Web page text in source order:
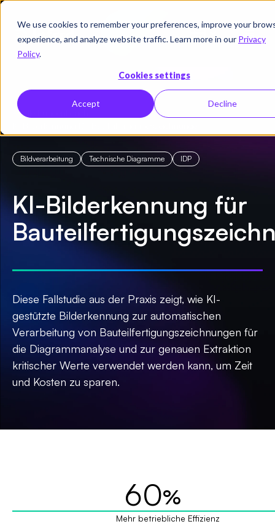
We use cookies to remember your preferences, improve your
experience, and analyze website traffic. Learn more in our Privacy
Policy.
Cookies settings
Accept Decline
Demo
vereinbaren
← Alle Kundenberichte
Bildverarbeitung Technische Diagramme IDP
KI-Bilderkennung für
Diese Fallstudie aus der Praxis zeigt, wie KI-
gestützte Bilderkennung zur automatischen
Verarbeitung von Bauteilfertigungszeichnungen für
die Diagrammanalyse und zur genauen Extraktion
kritischer Werte verwendet werden kann, um Zeit
und Kosten zu sparen.
60%
Mehr betriebliche Effizienz